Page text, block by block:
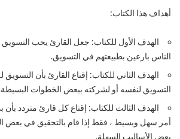
أهداف هذا الكتاب:
الهدف الأول للكتاب: جعل القارئ يحب
الناس بارعين بطبيعتهم في التسويق.
الهدف الثاني للكتاب: إقناع القارئ بأن التسويق
التسويق لنفسه أو لشركته ببعض الخطوات
الهدف الثالث للكتاب: إقناع كل قارئ متردد
أمر سهل وبسيط ، فقط إذا قام بالتحقيق في بعض
بعض الأساليب السهلة.